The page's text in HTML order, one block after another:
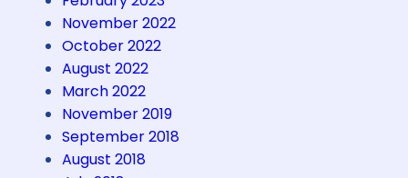
r
g
a
k
u
!
November 2022
October 2022
August 2022
March 2022
November 2019
September 2018
August 2018